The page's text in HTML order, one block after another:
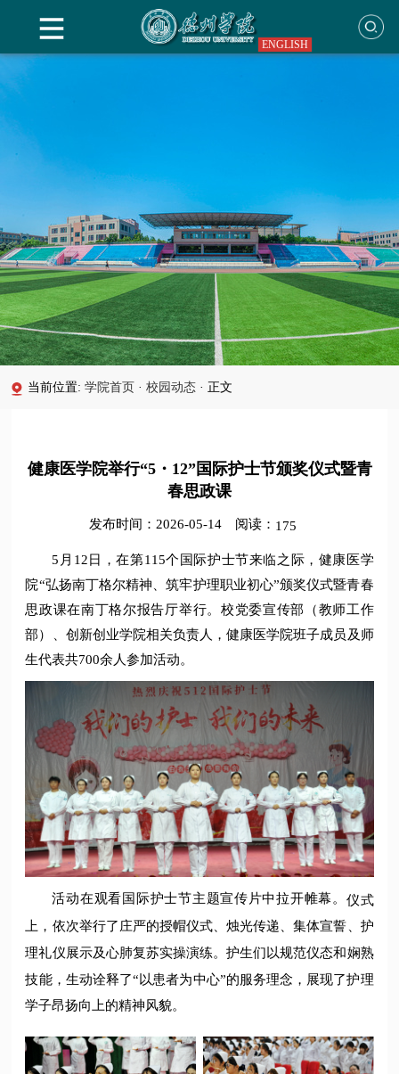
ENGLISH
当前位置:学院首页 · 校园动态 · 正文
健康医学院举行“5・12”国际护士节颁奖仪式暨青
春思政课
发布时间：2026-05-14 阅读： 175
5月12日，在第115个国际护士节来临之际，健康医学
院“弘扬南丁格尔精神、筑牢护理职业初心”颁奖仪式暨青春
思政课在南丁格尔报告厅举行。校党委宣传部（教师工作
部）、创新创业学院相关负责人，健康医学院班子成员及师
生代表共700余人参加活动。
活动在观看国际护士节主题宣传片中拉开帷幕。 仪式
上，依次举行了庄严的授帽仪式、烛光传递、集体宣誓、护
理礼仪展示及心肺复苏实操演练。护生们以规范仪态和娴熟
技能，生动诠释了“以患者为中心”的服务理念，展现了护理
学子昂扬向上的精神风貌。